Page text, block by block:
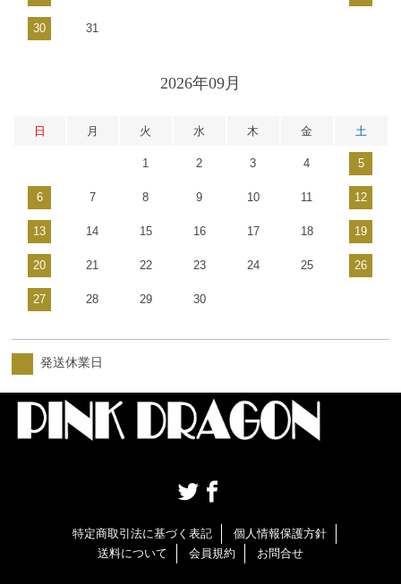
30 31
2026年09月
日 月 火 水 木 金 土
1 2 3 4 5
6 7 8 9 10 11 12
13 14 15 16 17 18 19
20 21 22 23 24 25 26
27 28 29 30
発送休業日
特定商取引法に基づく表記
個人情報保護方針
送料について
会員規約 お問合せ